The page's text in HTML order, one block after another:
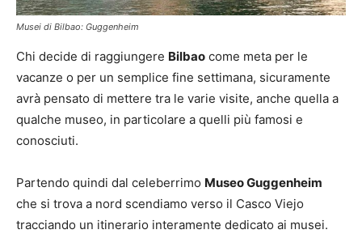
Musei di Bilbao: Guggenheim
Chi decide di raggiungere Bilbao come meta per le
vacanze o per un semplice fine settimana, sicuramente
avrà pensato di mettere tra le varie visite, anche quella a
qualche museo, in particolare a quelli più famosi e
conosciuti.
Partendo quindi dal celeberrimo Museo Guggenheim
che si trova a nord scendiamo verso il Casco Viejo
tracciando un itinerario interamente dedicato ai musei.